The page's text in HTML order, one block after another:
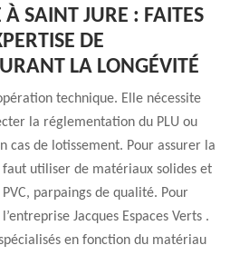
À SAINT JURE : FAITES
DE
LA LONGÉVITÉ
technique. Elle nécessite
la réglementation du PLU ou
cas de lotissement. Pour assurer la
utiliser de matériaux solides et
parpaings de qualité. Pour
Jacques Espaces Verts .
en fonction du matériau